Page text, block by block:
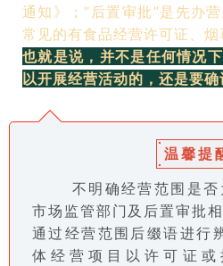
通知》；“后置审批”是先办
常见的有食品经营许可证、烟
也就是说，并不是任何情况
以开展经营活动的，还是要确
温馨提
不明确经营范围是否
市场监管部门及后置审批
通过经营范围后缀语进行
体经营项目以许可证